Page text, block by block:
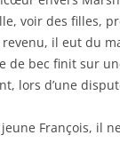
voir des filles,
il eut du
de bec finit sur
lors d’une
François, il